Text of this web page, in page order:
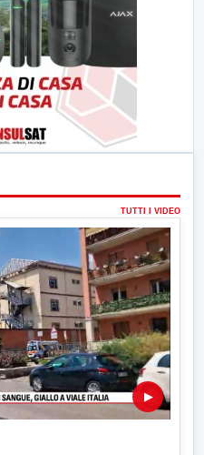
TUTTI I VIDEO
▶